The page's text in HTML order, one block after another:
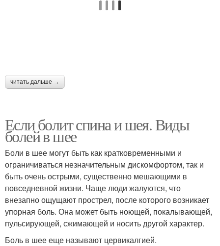
читать дальше →
Если болит спина и шея. Виды
болей в шее
Боли в шее могут быть как кратковременными и
ограничиваться незначительным дискомфортом, так и
быть очень острыми, существенно мешающими в
повседневной жизни. Чаще люди жалуются, что
внезапно ощущают прострел, после которого возникает
упорная боль. Она может быть ноющей, покалывающей,
пульсирующей, сжимающей и носить другой характер.
Боль в шее еще называют цервикалгией.